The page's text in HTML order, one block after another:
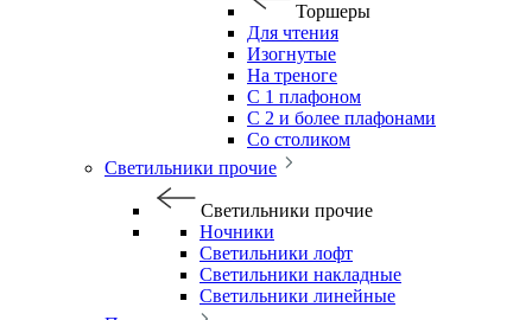
Торшеры
Для чтения
Изогнутые
На треноге
С 1 плафоном
С 2 и более плафонами
Со столиком
Светильники прочие
Светильники прочие
Ночники
Светильники лофт
Светильники накладные
Светильники линейные